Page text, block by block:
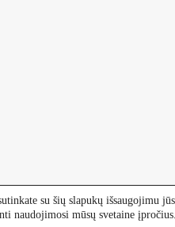
su šių slapukų išsaugojimu
naudojimosi mūsų svetaine